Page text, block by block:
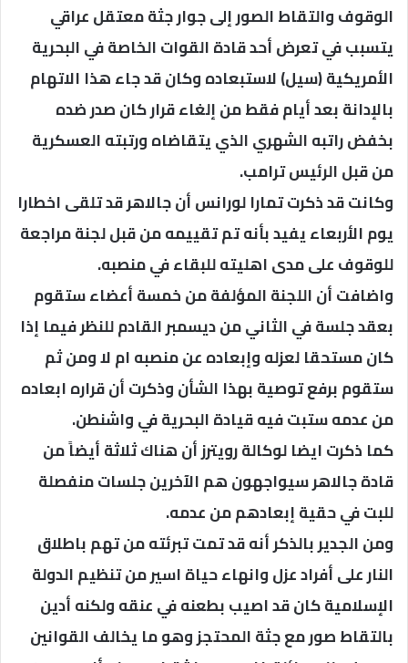
الوقوف والتقاط الصور إلى جوار جثة معتقل عراقي
يتسبب في تعرض أحد قادة القوات الخاصة في البحرية
الأمريكية (سيل) لاستبعاده وكان قد جاء هذا الاتهام
بالإدانة بعد أيام فقط من إلغاء قرار كان صدر ضده
بخفض راتبه الشهري الذي يتقاضاه ورتبته العسكرية
من قبل الرئيس ترامب.
وكانت قد ذكرت تمارا لورانس أن جالاهر قد تلقى اخطارا
يوم الأربعاء يفيد بأنه تم تقييمه من قبل لجنة مراجعة
للوقوف على مدى اهليته للبقاء في منصبه.
واضافت أن اللجنة المؤلفة من خمسة أعضاء ستقوم
بعقد جلسة في الثاني من ديسمبر القادم للنظر فيما إذا
كان مستحقا لعزله وإبعاده عن منصبه ام لا ومن ثم
ستقوم برفع توصية بهذا الشأن وذكرت أن قراره ابعاده
من عدمه ستبت فيه قيادة البحرية في واشنطن.
كما ذكرت ايضا لوكالة رويترز أن هناك ثلاثة أيضاً من
قادة جالاهر سيواجهون هم الآخرين جلسات منفصلة
للبت في حقية إبعادهم من عدمه.
ومن الجدير بالذكر أنه قد تمت تبرئته من تهم باطلاق
النار على أفراد عزل وانهاء حياة اسير من تنظيم الدولة
الإسلامية كان قد اصيب بطعنه في عنقه ولكنه أدين
بالتقاط صور مع جثة المحتجز وهو ما يخالف القوانين